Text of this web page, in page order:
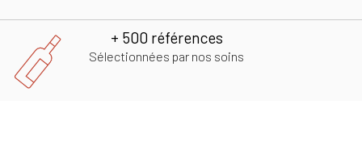
+ 500 références
Sélectionnées par nos soins